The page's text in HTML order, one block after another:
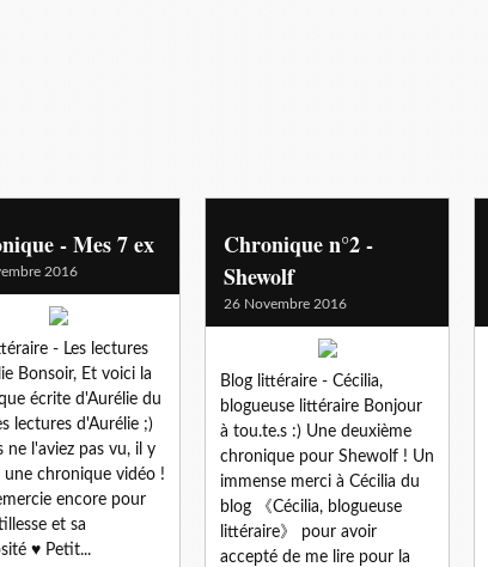
- Mes 7 ex
2016
- Les lectures
Bonsoir, Et voici la
écrite d'Aurélie du
lectures d'Aurélie ;)
ne l'aviez pas vu, il y
une chronique vidéo !
encore pour
et sa
♥ Petit...
Chronique n°2 -
Shewolf
26 Novembre 2016
Blog littéraire - Cécilia,
blogueuse littéraire Bonjour
à tou.te.s :) Une deuxième
chronique pour Shewolf ! Un
immense merci à Cécilia du
blog 《Cécilia, blogueuse
littéraire》 pour avoir
accepté de me lire pour la